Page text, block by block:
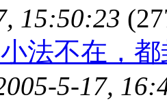
15:50:23
法不在，
5-17,